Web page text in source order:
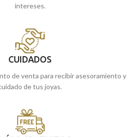
intereses.
CUIDADOS
de venta para recibir asesoramiento y
de tus joyas.